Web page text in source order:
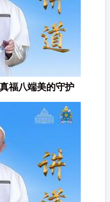
福八端美的守护